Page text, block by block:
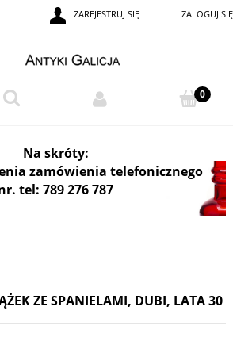
ZAREJESTRUJ SIĘ ZALOGUJ SIĘ
Na skróty:
zamówienia telefonicznego
tel: 789 276 787
ZE SPANIELAMI, DUBI, LATA 30